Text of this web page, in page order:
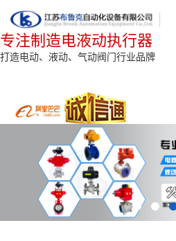
专注制造电液动执行器
打造电动、液动、气动阀门行业品牌